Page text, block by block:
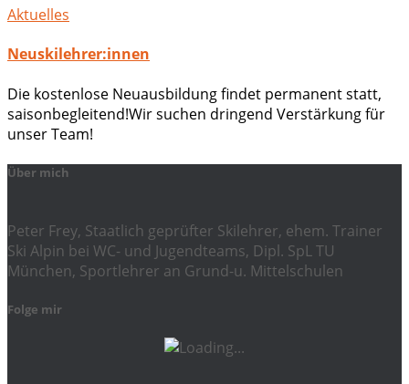
Aktuelles
Neuskilehrer:innen
Die kostenlose Neuausbildung findet permanent statt,
saisonbegleitend!Wir suchen dringend Verstärkung für
unser Team!
Über mich
Peter Frey, Staatlich geprüfter Skilehrer, ehem. Trainer
Ski Alpin bei WC- und Jugendteams, Dipl. SpL TU
München, Sportlehrer an Grund-u. Mittelschulen
Folge mir